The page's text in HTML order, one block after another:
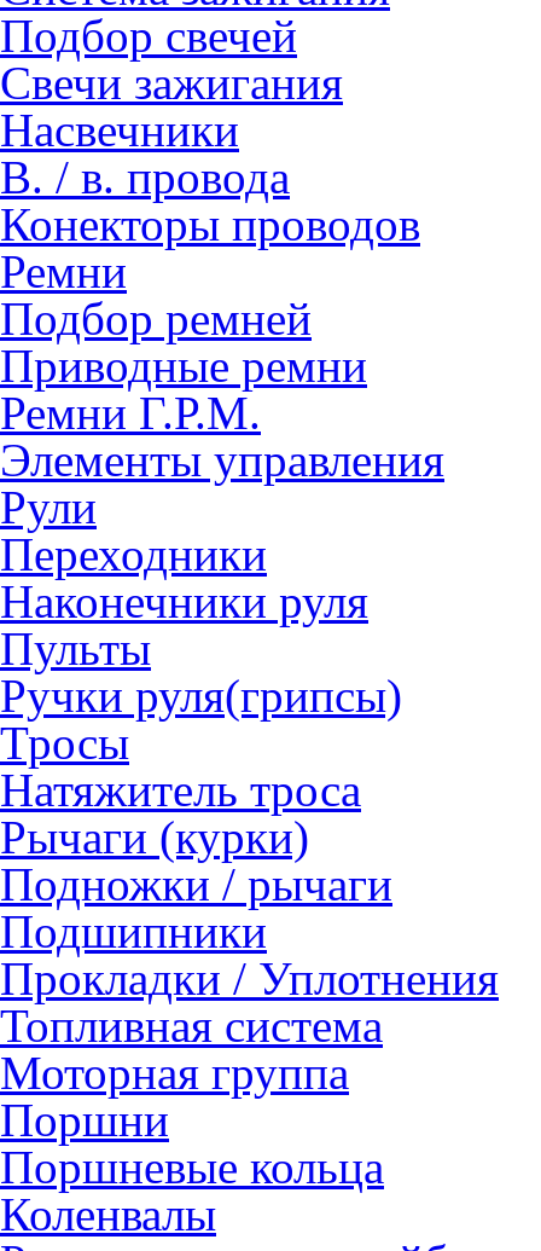
Подбор свечей
Свечи зажигания
Насвечники
В. / в. провода
Конекторы проводов
Ремни
Подбор ремней
Приводные ремни
Ремни Г.Р.М.
Элементы управления
Рули
Переходники
Наконечники руля
Пульты
Ручки руля(грипсы)
Тросы
Натяжитель троса
Рычаги (курки)
Подножки / рычаги
Подшипники
Прокладки / Уплотнения
Топливная система
Моторная группа
Поршни
Поршневые кольца
Коленвалы